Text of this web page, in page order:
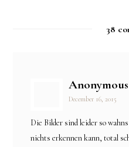
38
Anonymous
December 16, 2015
Die Bilder sind leider so
nichts erkennen kann, total